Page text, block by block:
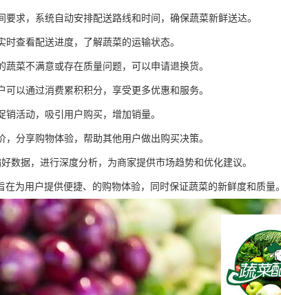
求，系统自动安排配送路线和时间，确保蔬菜新鲜送达。
查看配送进度，了解蔬菜的运输状态。
菜不满意或存在质量问题，可以申请退换货。
以通过消费累积积分，享受更多优惠和服务。
活动，吸引用户购买，增加销量。
分享购物体验，帮助其他用户做出购买决策。
数据，进行深度分析，为商家提供市场趋势和优化建议。
为用户提供便捷、的购物体验，同时保证蔬菜的新鲜度和质量。